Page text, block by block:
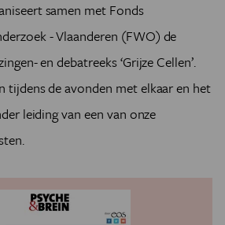
samen met Fonds
- Vlaanderen (FWO) de
en debatreeks ‘Grijze Cellen’.
tijdens de avonden met elkaar en het
leiding van een van onze